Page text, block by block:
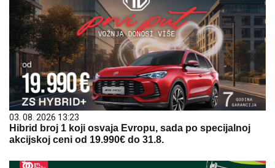
03. 08. 2026 13:23
Hibrid broj 1 koji osvaja Evropu, sada po specijalnoj
akcijskoj ceni od 19.990€ do 31.8.